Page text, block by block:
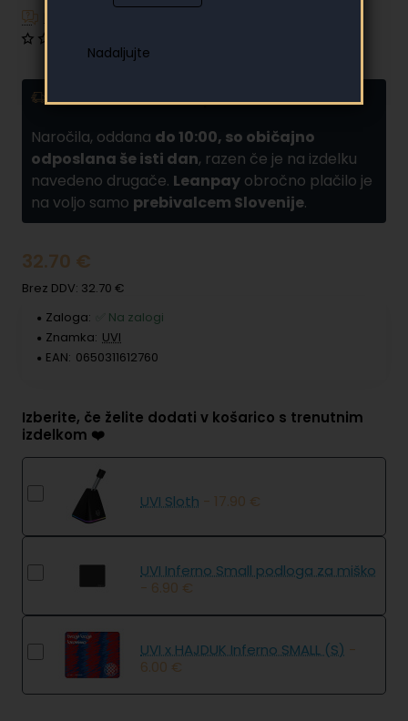
Dostava in obročno plačilo
Naročila, oddana do 10:00, so običajno
odposlana še isti dan, razen če je na izdelku
navedeno drugače. Leanpay obročno plačilo je
na voljo samo prebivalcem Slovenije.
32.70 €
Brez DDV: 32.70 €
Zaloga:
✅ Na zalogi
Znamka: UVI
EAN: 0650311612760
Izberite, če želite dodati v košarico s trenutnim
izdelkom ❤️
UVI Sloth - 17.90 €
UVI Inferno Small podloga za miško
- 6.90 €
UVI x HAJDUK Inferno SMALL (S) -
6.00 €